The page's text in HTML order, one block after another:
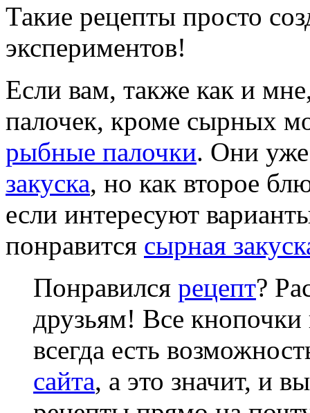
Такие рецепты просто
экспериментов!
Если вам, также как и
палочек, кроме сырных
рыбные палочки. Они уже
закуска, но как второе
если интересуют
понравится сырная
Понравился рецепт?
друзьям! Все кнопочки
всегда есть
сайта, а это значит, и